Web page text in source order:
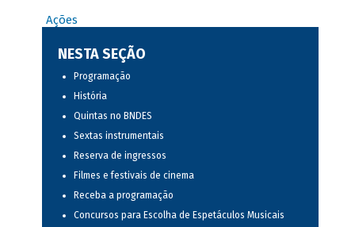
Ações
NESTA SEÇÃO
Programação
História
Quintas no BNDES
Sextas instrumentais
Reserva de ingressos
Filmes e festivais de cinema
Receba a programação
Concursos para Escolha de Espetáculos Musicais